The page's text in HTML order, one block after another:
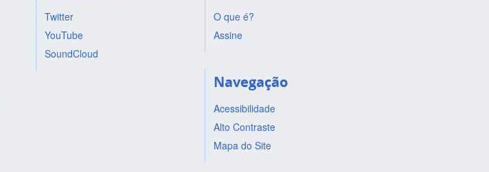
Twitter
YouTube
SoundCloud
O que é?
Assine
Navegação
Acessibilidade
Alto Contraste
Mapa do Site